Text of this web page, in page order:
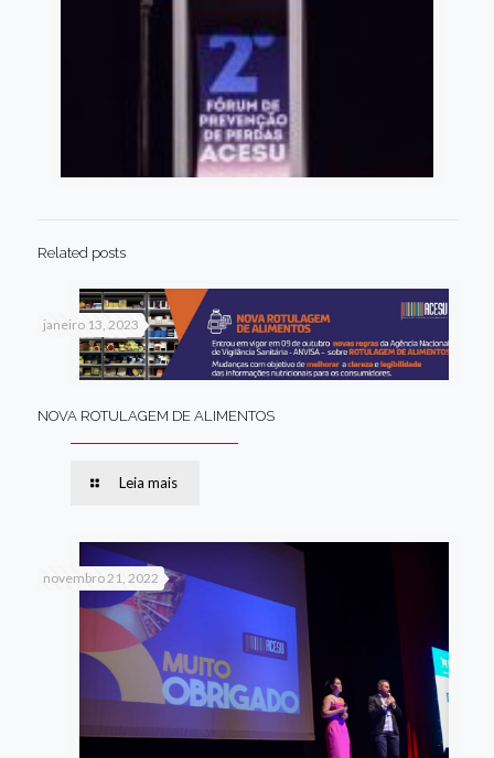
Related posts
janeiro 13, 2023
NOVA ROTULAGEM DE ALIMENTOS
Leia mais
novembro 21, 2022